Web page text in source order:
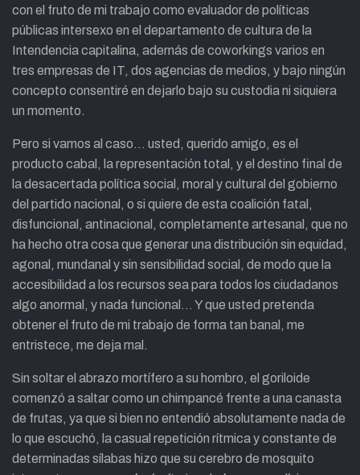
con el fruto de mi trabajo como evaluador de políticas
públicas intersexo en el departamento de cultura de la
Intendencia capitalina, además de coworkings varios en
tres empresas de IT, dos agencias de medios, y bajo ningún
concepto consentiré en dejarlo bajo su custodia ni siquiera
un momento.
Pero si vamos al caso… usted, querido amigo, es el
producto cabal, la representación total, y el destino final de
la desacertada política social, moral y cultural del gobierno
del partido nacional, o si quiere de esta coalición fatal,
disfuncional, antinacional, completamente artesanal, que no
ha hecho otra cosa que generar una distribución sin equidad,
agonal, mundanal y sin sensibilidad social, de modo que la
accesibilidad a los recursos sea para todos los ciudadanos
algo anormal, y nada funcional… Y que usted pretenda
obtener el fruto de mi trabajo de forma tan banal, me
entristece, me deja mal.
Sin soltar el abrazo mortífero a su hombro, el goriloide
comenzó a saltar como un chimpancé frente a una canasta
de frutas, ya que si bien no entendió absolutamente nada de
lo que escuchó, la casual repetición rítmica y constante de
determinadas sílabas hizo que su cerebro de mosquito